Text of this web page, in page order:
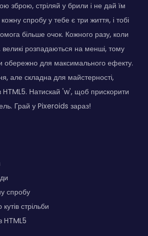
зброю, стріляй у брили і не дай їм
спробу у тебе є три життя, і тобі
більше очок. Кожного разу, коли
великі розпадаються на менші, тому
обережно для максимального ефекту.
але складна для майстерності,
Натискай 'w', щоб прискорити
Грай у Pixeroids зараз!
спробу
стрільби
HTML5